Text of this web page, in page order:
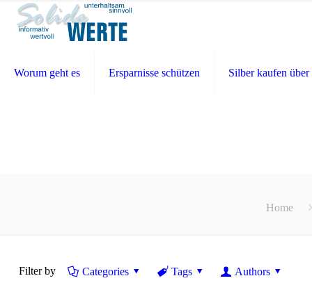
Worum geht es Ersparnisse schützen Silber kaufen
Home
Filter by Categories Tags Authors